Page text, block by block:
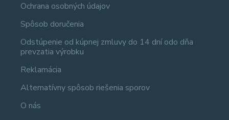
Ochrana osobných údajov
Spôsob doručenia
Odstúpenie od kúpnej zmluvy do 14 dní odo dňa
prevzatia výrobku
Reklamácia
Alternatívny spôsob riešenia sporov
O nás